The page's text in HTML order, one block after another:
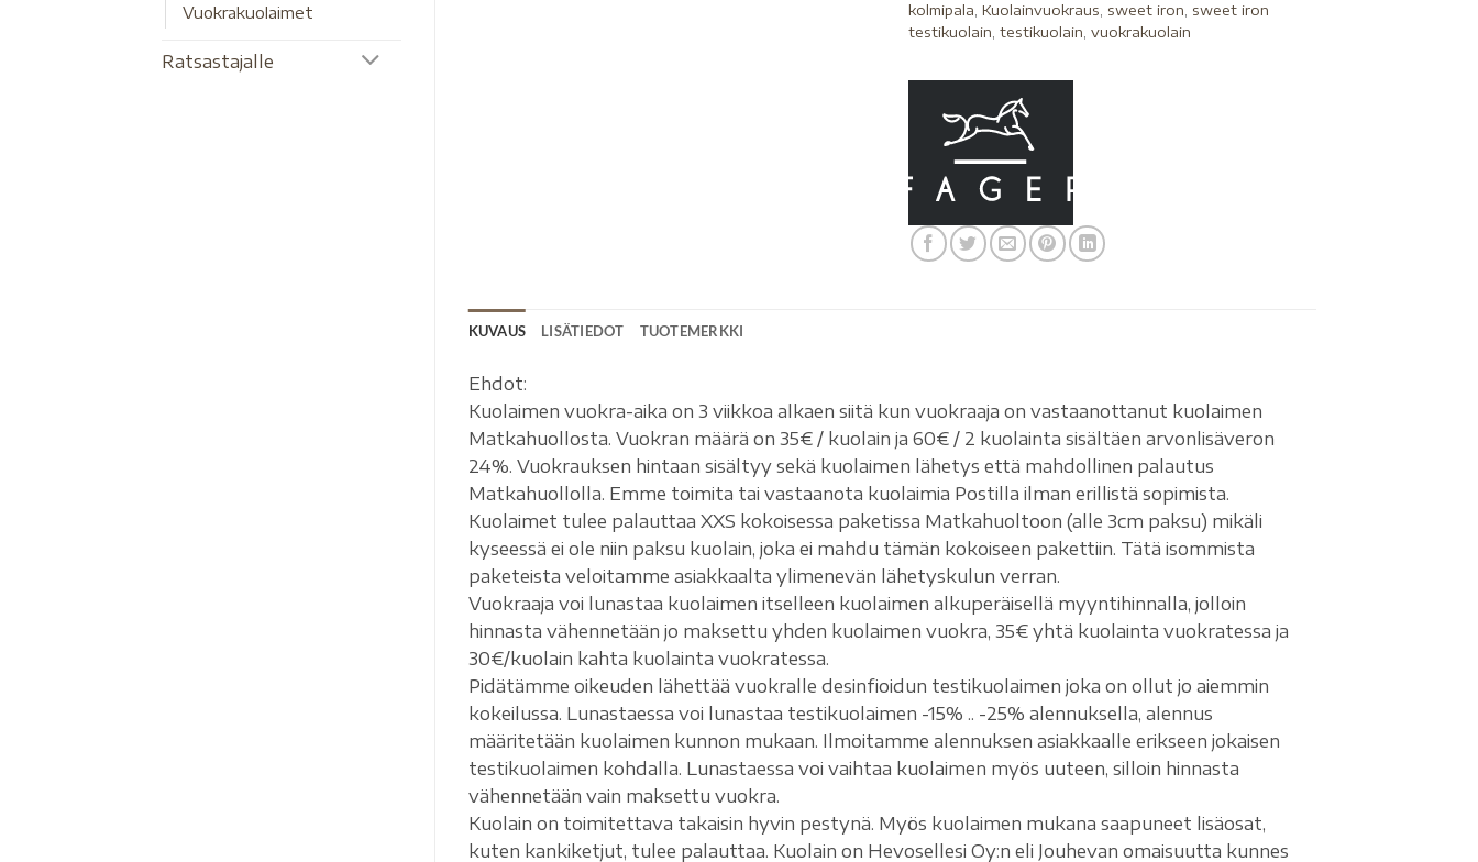
Vuokrakuolaimet
Ratsastajalle
kolmipala ,Kuolainvuokraus sweet iron sweet iron
testikuolain ,testikuolain ,vuokrakuolain
KUVAUS LISÄTIEDOT TUOTEMERKKI
Ehdot:
Kuolaimen vuokra-aika on 3 viikkoa alkaen siitä kun vuokraaja on vastaanottanut kuolaimen
Matkahuollosta. Vuokran määrä on 35€ / kuolain ja 60€ / 2 kuolainta sisältäen arvonlisäveron
24%. Vuokrauksen hintaan sisältyy sekä kuolaimen lähetys että mahdollinen palautus
Matkahuollolla. Emme toimita tai vastaanota kuolaimia Postilla ilman erillistä sopimista.
Kuolaimet tulee palauttaa XXS kokoisessa paketissa Matkahuoltoon (alle 3cm paksu) mikäli
kyseessä ei ole niin paksu kuolain, joka ei mahdu tämän kokoiseen pakettiin. Tätä isommista
paketeista veloitamme asiakkaalta ylimenevän lähetyskulun verran.
Vuokraaja voi lunastaa kuolaimen itselleen kuolaimen alkuperäisellä myyntihinnalla, jolloin
hinnasta vähennetään jo maksettu yhden kuolaimen vuokra, 35€ yhtä kuolainta vuokratessa ja
30€/kuolain kahta kuolainta vuokratessa.
Pidätämme oikeuden lähettää vuokralle desinfioidun testikuolaimen joka on ollut jo aiemmin
kokeilussa. Lunastaessa voi lunastaa testikuolaimen -15% .. -25% alennuksella, alennus
määritetään kuolaimen kunnon mukaan. Ilmoitamme alennuksen asiakkaalle erikseen jokaisen
testikuolaimen kohdalla. Lunastaessa voi vaihtaa kuolaimen myös uuteen, silloin hinnasta
vähennetään vain maksettu vuokra.
Kuolain on toimitettava takaisin hyvin pestynä. Myös kuolaimen mukana saapuneet lisäosat,
kuten kankiketjut, tulee palauttaa. Kuolain on Hevosellesi Oy:n eli Jouhevan omaisuutta kunnes